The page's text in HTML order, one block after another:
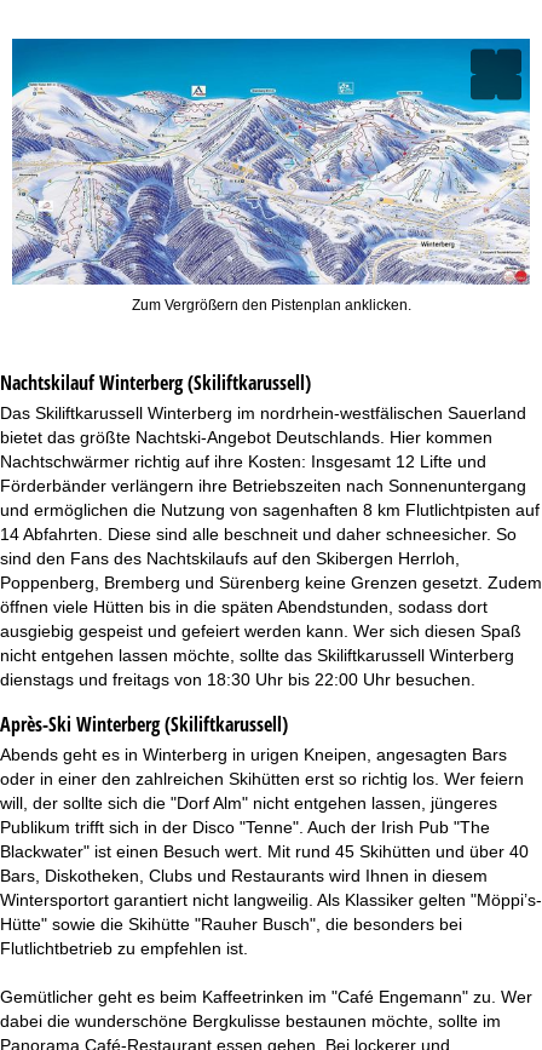
Zum Vergrößern den Pistenplan anklicken.
NachtskilaufWinterberg (Skiliftkarussell)
Das Skiliftkarussell Winterberg im nordrhein-westfälischen Sauerland
bietet das größte Nachtski-Angebot Deutschlands. Hier kommen
Nachtschwärmer richtig auf ihre Kosten: Insgesamt 12 Lifte und
Förderbänder verlängern ihre Betriebszeiten nach Sonnenuntergang
und ermöglichen die Nutzung von sagenhaften 8 km Flutlichtpisten auf
14 Abfahrten. Diese sind alle beschneit und daher schneesicher. So
sind den Fans des Nachtskilaufs auf den Skibergen Herrloh,
Poppenberg, Bremberg und Sürenberg keine Grenzen gesetzt. Zudem
öffnen viele Hütten bis in die späten Abendstunden, sodass dort
ausgiebig gespeist und gefeiert werden kann. Wer sich diesen Spaß
nicht entgehen lassen möchte, sollte das Skiliftkarussell Winterberg
dienstags und freitags von 18:30 Uhr bis 22:00 Uhr besuchen.
Après-Ski Winterberg (Skiliftkarussell)
Abends geht es in Winterberg in urigen Kneipen, angesagten Bars
oder in einer den zahlreichen Skihütten erst so richtig los. Wer feiern
will, der sollte sich die "Dorf Alm" nicht entgehen lassen, jüngeres
Publikum trifft sich in der Disco "Tenne". Auch der Irish Pub "The
Blackwater" ist einen Besuch wert. Mit rund 45 Skihütten und über 40
Bars, Diskotheken, Clubs und Restaurants wird Ihnen in diesem
Wintersportort garantiert nicht langweilig. Als Klassiker gelten "Möppi’s-
Hütte" sowie die Skihütte "Rauher Busch", die besonders bei
Flutlichtbetrieb zu empfehlen ist.
Gemütlicher geht es beim Kaffeetrinken im "Café Engemann" zu. Wer
dabei die wunderschöne Bergkulisse bestaunen möchte, sollte im
Panorama Café-Restaurant essen gehen. Bei lockerer und